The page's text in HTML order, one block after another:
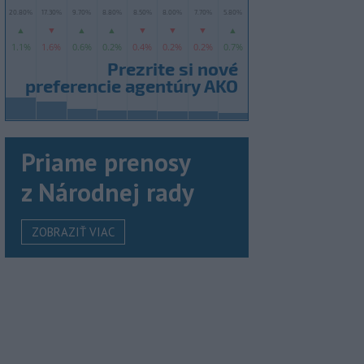
Priame prenosy
z Národnej rady
ZOBRAZIŤ VIAC